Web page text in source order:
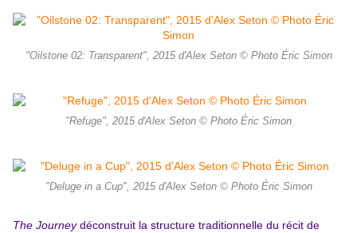
"Oilstone 02: Transparent", 2015 d'Alex Seton © Photo Éric Simon
"Refuge", 2015 d'Alex Seton © Photo Éric Simon
"Deluge in a Cup", 2015 d'Alex Seton © Photo Éric Simon
The Journeydéconstruit la structure traditionnelle du récit de